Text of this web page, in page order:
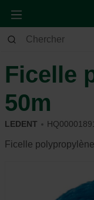
Jardin Outils de
Ficelle
50m
LEDENT
Ficelle